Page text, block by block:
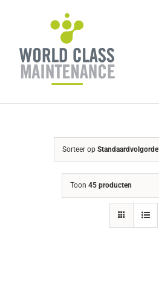
Sorteer op Standaardvolgorde
Toon 45 producten